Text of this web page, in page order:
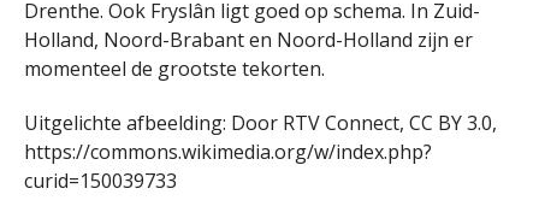
Drenthe. Ook Fryslân ligt goed op schema. In Zuid-
Holland, Noord-Brabant en Noord-Holland zijn er
momenteel de grootste tekorten.
Uitgelichte afbeelding: Door RTV Connect, CC BY 3.0,
https://commons.wikimedia.org/w/index.php?
curid=150039733